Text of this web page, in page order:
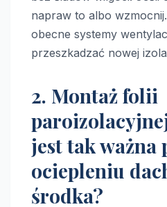
napraw to albo
obecne systemy
przeszkadzać nowej
2. Montaż folii
jest tak ważna
ociepleniu
środka?